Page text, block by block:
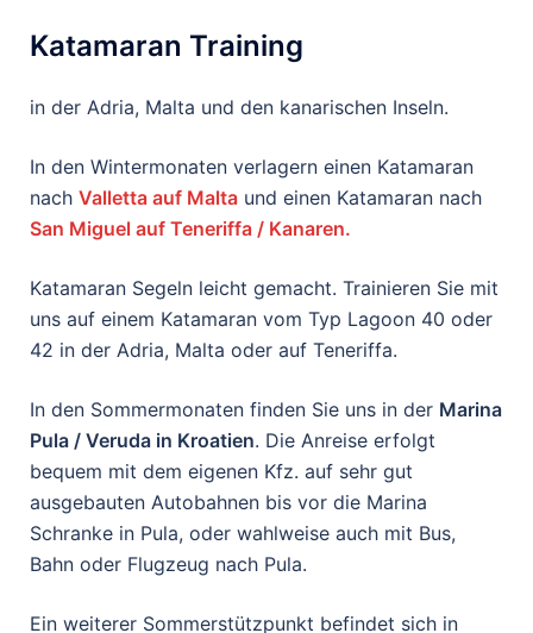
Katamaran Training
in der Adria, Malta und den kanarischen Inseln.
In den Wintermonaten verlagern einen Katamaran
nach Valletta auf Malta und einen Katamaran nach
San Miguel auf Teneriffa / Kanaren.
Katamaran Segeln leicht gemacht. Trainieren Sie mit
uns auf einem Katamaran vom Typ Lagoon 40 oder
42 in der Adria, Malta oder auf Teneriffa.
In den Sommermonaten finden Sie uns in der Marina
Pula / Veruda in Kroatien. Die Anreise erfolgt
bequem mit dem eigenen Kfz. auf sehr gut
ausgebauten Autobahnen bis vor die Marina
Schranke in Pula, oder wahlweise auch mit Bus,
Bahn oder Flugzeug nach Pula.
Ein weiterer Sommerstützpunkt befindet sich in